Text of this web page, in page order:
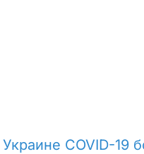
Украине COVID-19